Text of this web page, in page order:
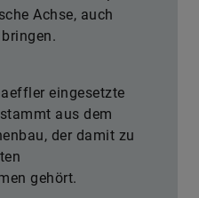
Achse, auch
eingesetzte
aus dem
der damit zu
gehört.